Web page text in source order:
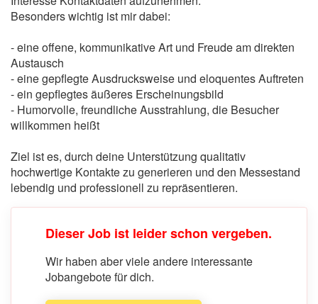
Besonders wichtig ist mir dabei:
- eine offene, kommunikative Art und Freude am direkten
Austausch
- eine gepflegte Ausdrucksweise und eloquentes Auftreten
- ein gepflegtes äußeres Erscheinungsbild
- Humorvolle, freundliche Ausstrahlung, die Besucher
willkommen heißt
Ziel ist es, durch deine Unterstützung qualitativ
hochwertige Kontakte zu generieren und den Messestand
lebendig und professionell zu repräsentieren.
Dieser Job ist leider schon vergeben.
Wir haben aber viele andere interessante
Jobangebote für dich.